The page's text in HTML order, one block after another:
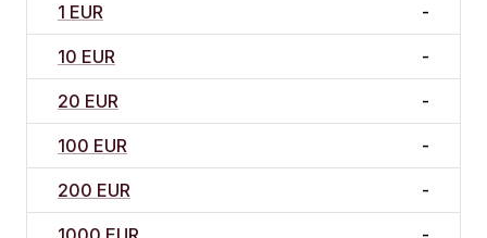
1 EUR -
10 EUR -
20 EUR -
100 EUR -
200 EUR -